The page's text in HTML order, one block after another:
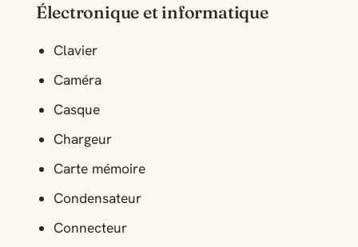
Électronique et informatique
Clavier
Caméra
Casque
Chargeur
Carte mémoire
Condensateur
Connecteur